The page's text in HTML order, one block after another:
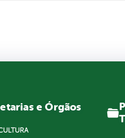
e Órgãos